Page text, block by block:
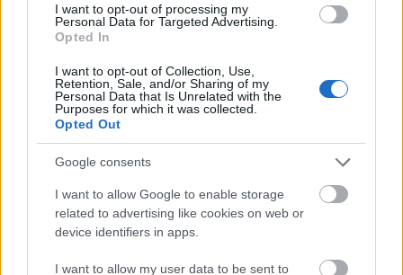
I want to opt-out of processing my
Personal Data for Targeted Advertising.
Opted In
I want to opt-out of Collection, Use,
Retention, Sale, and/or Sharing of my
Personal Data that Is Unrelated with the
Purposes for which it was collected.
Opted Out
Google consents
I want to allow Google to enable storage
related to advertising like cookies on web or
device identifiers in apps.
I want to allow my user data to be sent to